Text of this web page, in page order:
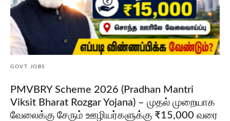
GOVT JOBS
PMVBRY Scheme 2026 (Pradhan Mantri
Viksit Bharat Rozgar Yojana) – முதல் முறையாக
வேலைக்கு சேரும் ஊழியர்களுக்கு ₹15,000 வரை